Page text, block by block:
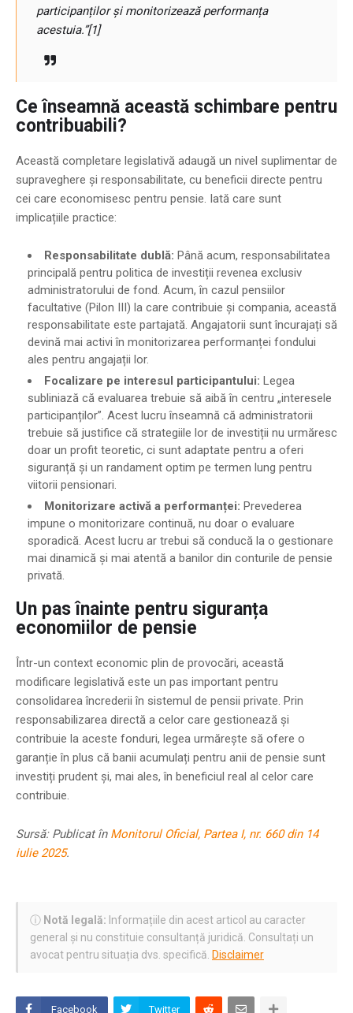
participanților și monitorizează performanța
acestuia.”[1]
Ce înseamnă această schimbare pentru
contribuabili?
Această completare legislativă adaugă un nivel suplimentar de
supraveghere și responsabilitate, cu beneficii directe pentru
cei care economisesc pentru pensie. Iată care sunt
implicațiile practice:
Responsabilitate dublă: Până acum, responsabilitatea
principală pentru politica de investiții revenea exclusiv
administratorului de fond. Acum, în cazul pensiilor
facultative (Pilon III) la care contribuie și compania, această
responsabilitate este partajată. Angajatorii sunt încurajați să
devină mai activi în monitorizarea performanței fondului
ales pentru angajații lor.
Focalizare pe interesul participantului: Legea
subliniază că evaluarea trebuie să aibă în centru „interesele
participanților”. Acest lucru înseamnă că administratorii
trebuie să justifice că strategiile lor de investiții nu urmăresc
doar un profit teoretic, ci sunt adaptate pentru a oferi
siguranță și un randament optim pe termen lung pentru
viitorii pensionari.
Monitorizare activă a performanței: Prevederea
impune o monitorizare continuă, nu doar o evaluare
sporadică. Acest lucru ar trebui să conducă la o gestionare
mai dinamică și mai atentă a banilor din conturile de pensie
privată.
Un pas înainte pentru siguranța
economiilor de pensie
Într-un context economic plin de provocări, această
modificare legislativă este un pas important pentru
consolidarea încrederii în sistemul de pensii private. Prin
responsabilizarea directă a celor care gestionează și
contribuie la aceste fonduri, legea urmărește să ofere o
garanție în plus că banii acumulați pentru anii de pensie sunt
investiți prudent și, mai ales, în beneficiul real al celor care
contribuie.
Sursă: Publicat în Monitorul Oficial, Partea I, nr. 660 din 14
iulie 2025.
ⓘ Notă legală: Informațiile din acest articol au caracter
general și nu constituie consultanță juridică. Consultați un
avocat pentru situația dvs. specifică. Disclaimer
Facebook Twitter